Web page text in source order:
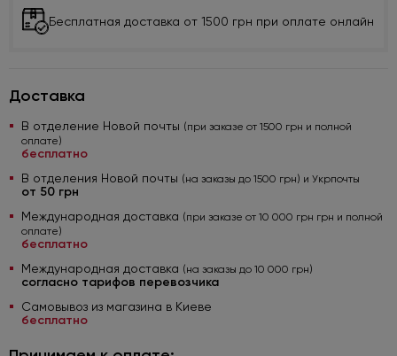
Бесплатная доставка от 1500 грн при оплате онлайн
Доставка
В отделение Новой почты (при заказе от 1500 грн и полной
оплате)
бесплатно
В отделения Новой почты (на заказы до 1500 грн) и Укрпочты
от 50 грн
Международная доставка (при заказе от 10 000 грн грн и полной
оплате)
бесплатно
Международная доставка (на заказы до 10 000 грн)
согласно тарифов перевозчика
Самовывоз из магазина в Киеве
бесплатно